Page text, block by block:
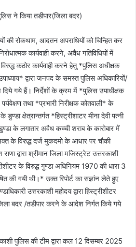
ने किया तडीपार(जिला बदर)
की रोकथाम, आदतन अपराधियों को चिन्हित कर
कार्यवाही करने, अवैध गतिविधियों में
कठोर कार्यवाही करने हेतु *पुलिस अधीक्षक
द्वारा जनपद के समस्त पुलिस अधिकारियों/
दिये गये हैं। निर्देशों के क्रम में *पुलिस उपाधीक्षक
तथा *प्रभारी निरीक्षक कोतवाली* के
क्षेत्रान्तर्गत *हिस्ट्रीशाटर मीना देवी पत्नी
के लगातार अवैध कच्ची शराब के कारोबार में
के विरुद्ध दर्ज मुकदमो के आधार पर चौकी
द्वारा श्रीमान जिला मजिस्ट्रेट उत्तरकाशी
के विरुद्ध गुण्डा अधिनियम 1970 की धारा 3
की गयी थी।* उक्त रिपोर्ट का सज्ञांन लेते हुए
उत्तरकाशी महोदय द्वारा हिस्ट्रीशीटर
बदर /तडीपार करने के आदेश निर्गत किये गये
पुलिस की टीम द्वारा कल 12 दिसम्बर 2025